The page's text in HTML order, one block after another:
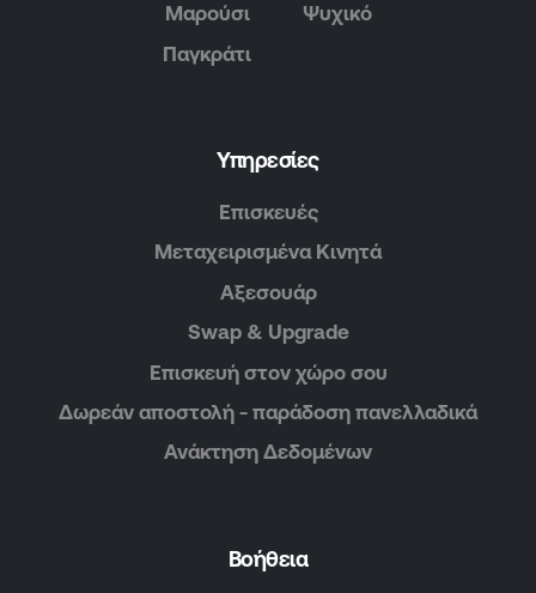
Μαρούσι
Παγκράτι
Ψυχικό
Υπηρεσίες
Επισκευές
Μεταχειρισμένα Κινητά
Αξεσουάρ
Swap & Upgrade
Επισκευή στον χώρο σου
Δωρεάν αποστολή - παράδοση πανελλαδικά
Ανάκτηση Δεδομένων
Βοήθεια